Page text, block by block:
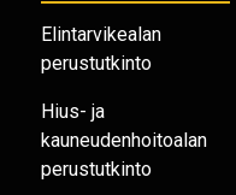
Elintarvikealan
perustutkinto
Hius- ja
kauneudenhoitoalan
perustutkinto